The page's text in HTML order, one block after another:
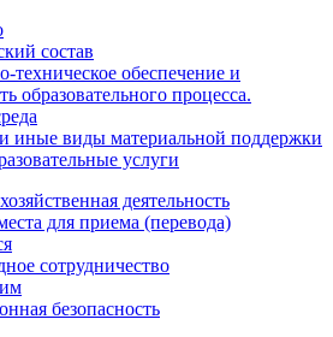
состав
техническое обеспечение и
образовательного процесса.
иные виды материальной поддержки
услуги
деятельность
для приема (перевода)
сотрудничество
безопасность